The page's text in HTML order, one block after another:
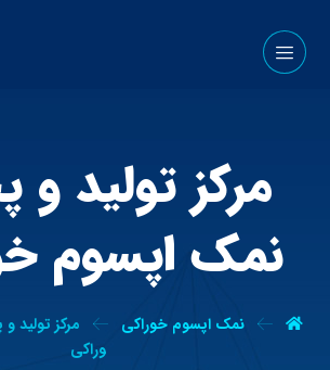
مرکز تولید
نمک اپسوم
نمک اپسوم خوراکی
مرکز
وراکی